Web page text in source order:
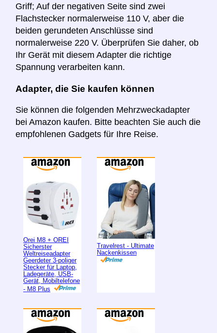
Griff; Auf der negativen Seite sind zwei
Flachstecker normalerweise 110 V, aber die
beiden gerundeten Anschlüsse sind
normalerweise 220 V. Überprüfen Sie daher, ob
Ihr Gerät mit diesem Adapter die richtige
Spannung verarbeiten kann.
Adapter, die Sie kaufen können
Sie können die folgenden Mehrzweckadapter
bei Amazon kaufen. Bitte beachten Sie auch die
empfohlenen Gadgets für Ihre Reise.
Orei M8 + OREI
Sicherster
Weltreiseadapter
Geerdeter 3-poliger
Stecker für Laptop,
Ladegeräte, USB-
Gerät, Mobiltelefone
- M8 Plus
Travelrest - Ultimate
Nackenkissen